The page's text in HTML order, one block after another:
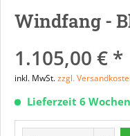
Windfang -
1.105,00 € *
inkl. MwSt.zzgl.
Lieferzeit 6 Wochen